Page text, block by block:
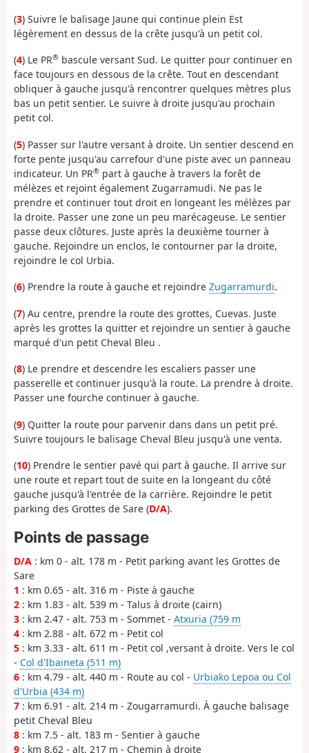
(3) Suivre le balisage Jaune qui continue plein Est
légèrement en dessus de la crête jusqu'à un petit col.
(4) Le PR® bascule versant Sud. Le quitter pour continuer en
face toujours en dessous de la crête. Tout en descendant
obliquer à gauche jusqu'à rencontrer quelques mètres plus
bas un petit sentier. Le suivre à droite jusqu'au prochain
petit col.
(5) Passer sur l'autre versant à droite. Un sentier descend en
forte pente jusqu'au carrefour d'une piste avec un panneau
indicateur. Un PR® part à gauche à travers la forêt de
mélèzes et rejoint également Zugarramudi. Ne pas le
prendre et continuer tout droit en longeant les mélèzes par
la droite. Passer une zone un peu marécageuse. Le sentier
passe deux clôtures. Juste après la deuxième tourner à
gauche. Rejoindre un enclos, le contourner par la droite,
rejoindre le col Urbia.
(6) Prendre la route à gauche et rejoindre Zugarramurdi.
(7) Au centre, prendre la route des grottes, Cuevas. Juste
après les grottes la quitter et rejoindre un sentier à gauche
marqué d'un petit Cheval Bleu .
(8) Le prendre et descendre les escaliers passer une
passerelle et continuer jusqu'à la route. La prendre à droite.
Passer une fourche continuer à gauche.
(9) Quitter la route pour parvenir dans dans un petit pré.
Suivre toujours le balisage Cheval Bleu jusqu'à une venta.
(10) Prendre le sentier pavé qui part à gauche. Il arrive sur
une route et repart tout de suite en la longeant du côté
gauche jusqu'à l'entrée de la carrière. Rejoindre le petit
parking des Grottes de Sare (D/A).
Points de passage
D/A : km 0 - alt. 178 m - Petit parking avant les Grottes de
Sare
1 : km 0.65 - alt. 316 m - Piste à gauche
2 : km 1.83 - alt. 539 m - Talus à droite (cairn)
3 : km 2.47 - alt. 753 m - Sommet - Atxuria (759 m
4 : km 2.88 - alt. 672 m - Petit col
5 : km 3.33 - alt. 611 m - Petit col ,versant à droite. Vers le col
- Col d'Ibaineta (511 m)
6 : km 4.79 - alt. 440 m - Route au col - Urbiako Lepoa ou Col
d'Urbia (434 m)
7 : km 6.91 - alt. 214 m - Zougarramurdi. À gauche balisage
petit Cheval Bleu
8 : km 7.5 - alt. 183 m - Sentier à gauche
9 : km 8.62 - alt. 217 m - Chemin à droite